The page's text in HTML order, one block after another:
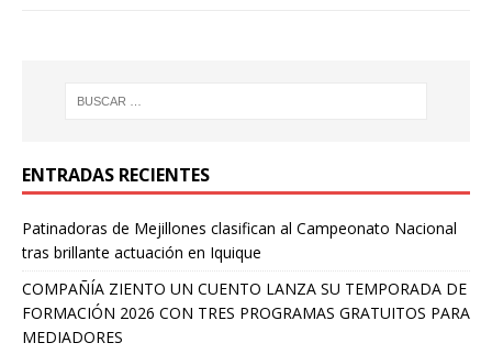
ENTRADAS RECIENTES
Patinadoras de Mejillones clasifican al Campeonato Nacional
tras brillante actuación en Iquique
COMPAÑÍA ZIENTO UN CUENTO LANZA SU TEMPORADA DE
FORMACIÓN 2026 CON TRES PROGRAMAS GRATUITOS PARA
MEDIADORES